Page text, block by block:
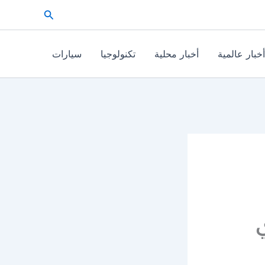
البحث
أخبار عالمية أخبار محلية تكنولوجيا سيارات